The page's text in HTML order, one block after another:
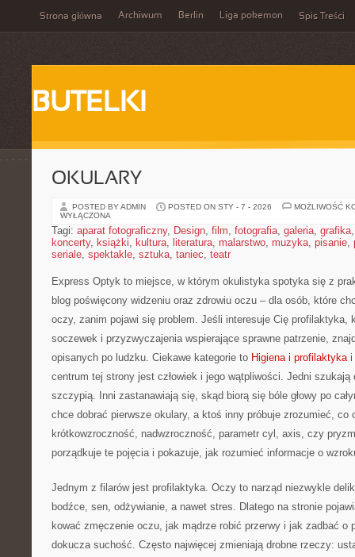
Strona główna Archiwum Berlin Liga pokemon Spis Treści
BUTELKI
OKULARY
POSTED BY ADMIN POSTED ON STY - 7 - 2026
MOŻLIWOŚĆ
WYŁĄCZONA
Tagi: aparat fotograficzny, Design, film, fotografia, galeria, grafika
koncerty, książki, kultura, literatura, malarstwo, muzyka, pisanie,
seriale, spektakle, sztuka, taniec, teatr
Express Optyk to miejsce, w którym okulistyka spotyka się z
blog poświęcony widzeniu oraz zdrowiu oczu – dla osób, które
oczy, zanim pojawi się problem. Jeśli interesuje Cię profilaktyka,
soczewek i przyzwyczajenia wspierające sprawne patrzenie,
opisanych po ludzku. Ciekawe kategorie to Higiena i profilaktykai
centrum tej strony jest człowiek i jego wątpliwości. Jedni
szczypią. Inni zastanawiają się, skąd biorą się bóle głowy po
chce dobrać pierwsze okulary, a ktoś inny próbuje zrozumieć, co
krótkowzroczność, nadwzroczność, parametr cyl, axis, czy
porządkuje te pojęcia i pokazuje, jak rozumieć informacje o
Jednym z filarów jest profilaktyka. Oczy to narząd niezwykle
bodźce, sen, odżywianie, a nawet stres. Dlatego na stronie
kować zmęczenie oczu, jak mądrze robić przerwy i jak zadbać o
dokucza suchość. Często najwięcej zmieniają drobne rzeczy: